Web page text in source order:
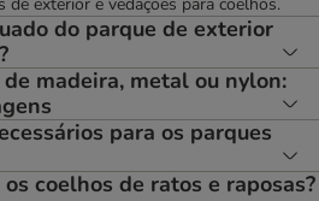
do parque de exterior
madeira, metal ou nylon:
para os parques
coelhos de ratos e raposas?